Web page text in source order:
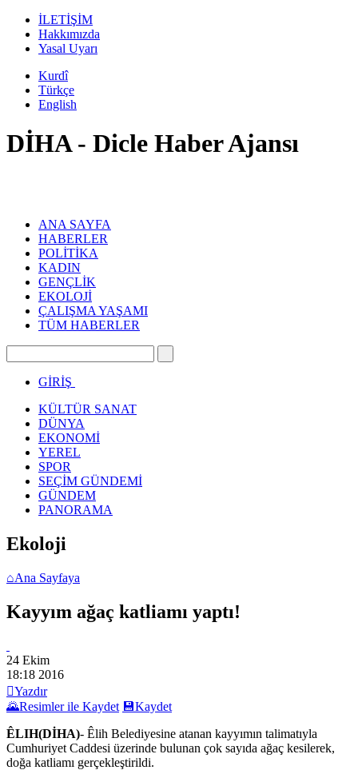
İLETİŞİM
Hakkımızda
Yasal Uyarı
Kurdî
Türkçe
English
DİHA - Dicle Haber Ajansı
ANA SAYFA
HABERLER
POLİTİKA
KADIN
GENÇLİK
EKOLOJİ
ÇALIŞMA YAŞAMI
TÜM HABERLER
GİRİŞ
KÜLTÜR SANAT
DÜNYA
EKONOMİ
YEREL
SPOR
SEÇİM GÜNDEMİ
GÜNDEM
PANORAMA
Ekoloji
⌂Ana Sayfaya
Kayyım ağaç katliamı yaptı!
24 Ekim
18:18 2016
Yazdır
🌄Resimler ile Kaydet 💾Kaydet
ÊLIH(DİHA)- Êlih Belediyesine atanan kayyımın talimatıyla
Cumhuriyet Caddesi üzerinde bulunan çok sayıda ağaç kesilerek,
doğa katliamı gerçekleştirildi.